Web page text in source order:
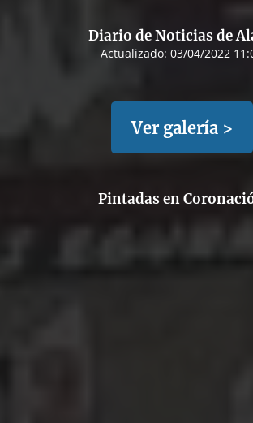
Diario de Noticias de
Actualizado: 03/04/2022
Ver galería >
Pintadas en